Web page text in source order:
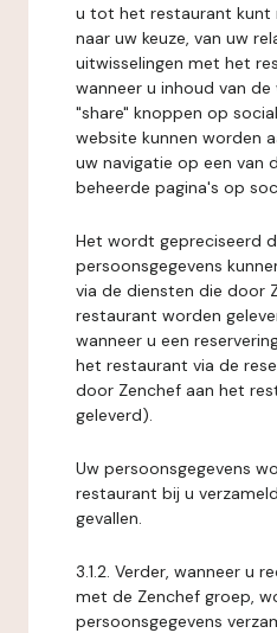
u tot het restaurant kunt
naar uw keuze, van uw
uitwisselingen met het
wanneer u inhoud van
"share" knoppen op
website kunnen worden
uw navigatie op een van
beheerde pagina's op
Het wordt gepreciseerd
persoonsgegevens
via de diensten die door
restaurant worden
wanneer u een
het restaurant via de
door Zenchef aan het
geleverd).
Uw persoonsgegevens
restaurant bij u
gevallen.
3.1.2. Verder, wanneer u
met de Zenchef groep,
persoonsgegevens